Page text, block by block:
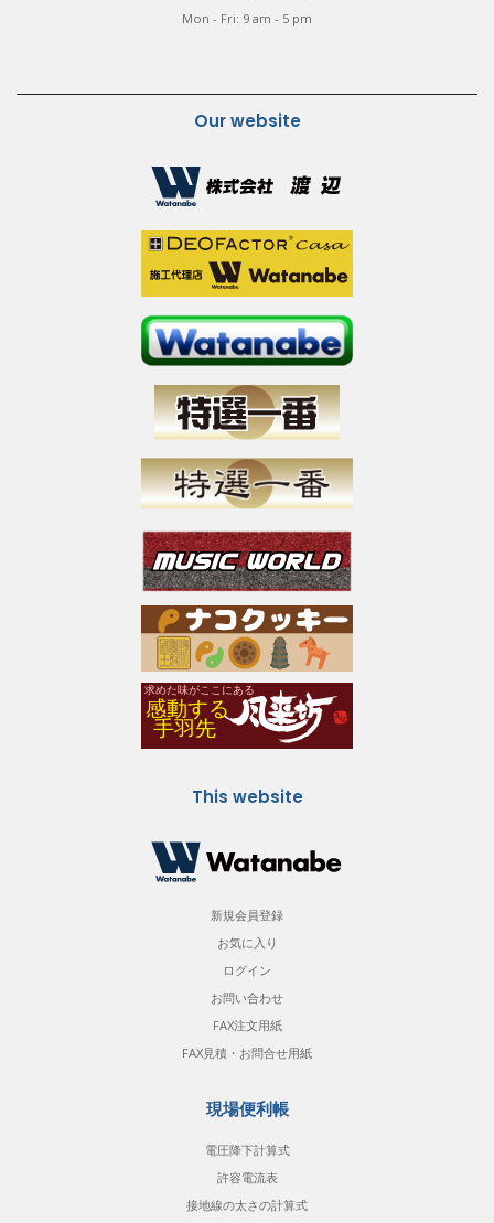
Mon - Fri: 9 am - 5 pm
Our website
This website
新規会員登録
お気に入り
ログイン
お問い合わせ
FAX注文用紙
FAX見積・お問合せ用紙
現場便利帳
電圧降下計算式
許容電流表
接地線の太さの計算式